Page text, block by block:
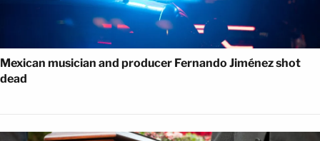
Mexican musician and producer Fernando Jiménez shot
dead